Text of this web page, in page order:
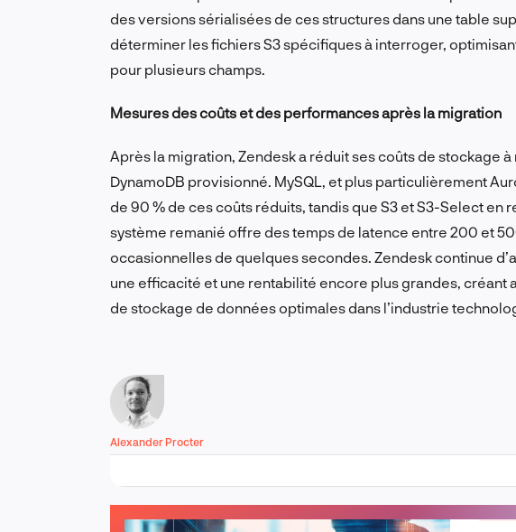
des versions sérialisées de ces structures dans une table
déterminer les fichiers S3 spécifiques à interroger,
pour plusieurs champs.
Mesures des coûts et des performances après la migration
Après la migration, Zendesk a réduit ses coûts de stockage
DynamoDB provisionné. MySQL, et plus particulièrement
de 90 % de ces coûts réduits, tandis que S3 et S3-Select en
système remanié offre des temps de latence entre 200 et
occasionnelles de quelques secondes. Zendesk continue
une efficacité et une rentabilité encore plus grandes, créant
de stockage de données optimales dans l’industrie
Alexander Procter